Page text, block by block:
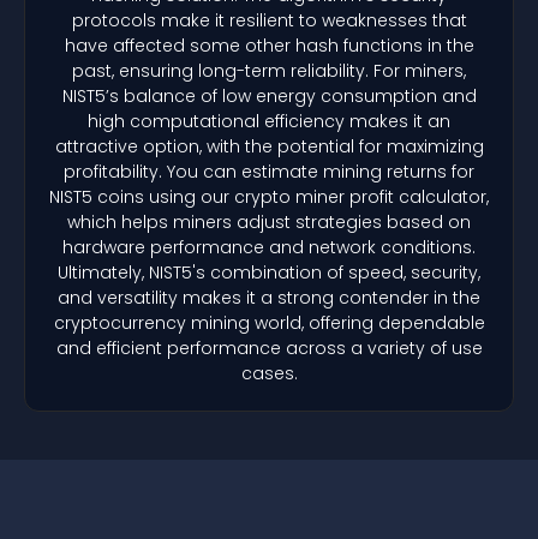
protocols make it resilient to weaknesses that
have affected some other hash functions in the
past, ensuring long-term reliability. For miners,
NIST5’s balance of low energy consumption and
high computational efficiency makes it an
attractive option, with the potential for maximizing
profitability. You can estimate mining returns for
NIST5 coins using our crypto miner profit calculator,
which helps miners adjust strategies based on
hardware performance and network conditions.
Ultimately, NIST5's combination of speed, security,
and versatility makes it a strong contender in the
cryptocurrency mining world, offering dependable
and efficient performance across a variety of use
cases.